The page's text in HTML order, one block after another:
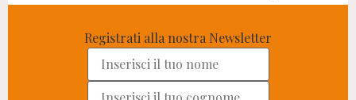
Registrati alla nostra Newsletter